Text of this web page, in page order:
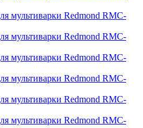
мультиварки Redmond RMC-
мультиварки Redmond RMC-
мультиварки Redmond RMC-
мультиварки Redmond RMC-
мультиварки Redmond RMC-
мультиварки Redmond RMC-